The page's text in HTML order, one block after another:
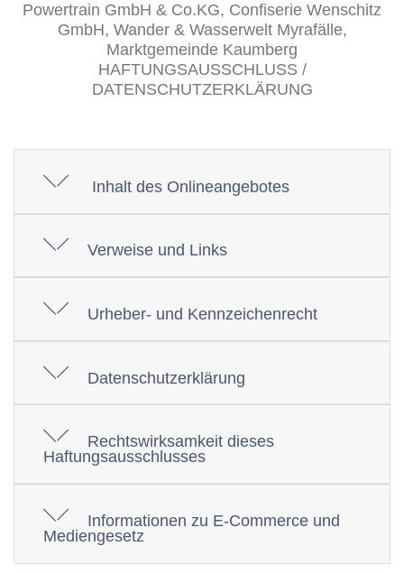
Powertrain GmbH & Co.KG, Confiserie Wenschitz
GmbH, Wander & Wasserwelt Myrafälle,
Marktgemeinde Kaumberg
HAFTUNGSAUSSCHLUSS /
DATENSCHUTZERKLÄRUNG
Inhalt des Onlineangebotes
Verweise und Links
Urheber- und Kennzeichenrecht
Datenschutzerklärung
Rechtswirksamkeit dieses
Haftungsausschlusses
Informationen zu E-Commerce und
Mediengesetz